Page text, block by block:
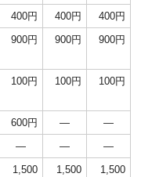
400円 400円
400円
900円 900円 900円
100円 100円 100円
600円 ―
―
― ―
―
1,500
1,500
1,500